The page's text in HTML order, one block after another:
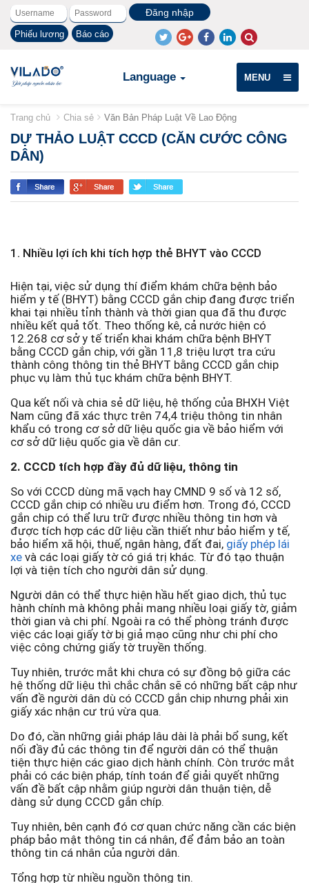
Phiếu lương Báo cáo
Language MENU
Trang chủ Chia sẻ Văn Bản Pháp Luật Về Lao Động
DỰ THẢO LUẬT CCCD (CĂN CƯỚC CÔNG
DÂN)
1. Nhiều lợi ích khi tích hợp thẻ BHYT vào CCCD
Hiện tại, việc sử dụng thí điểm khám chữa bệnh bảo
hiểm y tế (BHYT) bằng CCCD gắn chip đang được triển
khai tại nhiều tỉnh thành và thời gian qua đã thu được
nhiều kết quả tốt. Theo thống kê, cả nước hiện có
12.268 cơ sở y tế triển khai khám chữa bệnh BHYT
bằng CCCD gắn chip, với gần 11,8 triệu lượt tra cứu
thành công thông tin thẻ BHYT bằng CCCD gắn chip
phục vụ làm thủ tục khám chữa bệnh BHYT.
Qua kết nối và chia sẻ dữ liệu, hệ thống của BHXH Việt
Nam cũng đã xác thực trên 74,4 triệu thông tin nhân
khẩu có trong cơ sở dữ liệu quốc gia về bảo hiểm với
cơ sở dữ liệu quốc gia về dân cư.
2. CCCD tích hợp đầy đủ dữ liệu, thông tin
So với CCCD dùng mã vạch hay CMND 9 số và 12 số,
CCCD gắn chip có nhiều ưu điểm hơn. Trong đó, CCCD
gắn chip có thể lưu trữ được nhiều thông tin hơn và
được tích hợp các dữ liệu cần thiết như bảo hiểm y tế,
bảo hiểm xã hội, thuế, ngân hàng, đất đai, giấy phép lái
xe và các loại giấy tờ có giá trị khác. Từ đó tạo thuận
lợi và tiện tích cho người dân sử dụng.
Người dân có thể thực hiện hầu hết giao dịch, thủ tục
hành chính mà không phải mang nhiều loại giấy tờ, giảm
thời gian và chi phí. Ngoài ra có thể phòng tránh được
việc các loại giấy tờ bị giả mạo cũng như chi phí cho
việc công chứng giấy tờ truyền thống.
Tuy nhiên, trước mắt khi chưa có sự đồng bộ giữa các
hệ thống dữ liệu thì chắc chắn sẽ có những bất cập như
vấn đề người dân dù có CCCD gắn chip nhưng phải xin
giấy xác nhận cư trú vừa qua.
Do đó, cần những giải pháp lâu dài là phải bổ sung, kết
nối đầy đủ các thông tin để người dân có thể thuận
tiện thực hiện các giao dịch hành chính. Còn trước mắt
phải có các biện pháp, tính toán để giải quyết những
vấn đề bất cập nhằm giúp người dân thuận tiện, dễ
dàng sử dụng CCCD gắn chíp.
Tuy nhiên, bên cạnh đó cơ quan chức năng cần các biện
pháp bảo mật thông tin cá nhân, để đảm bảo an toàn
thông tin cá nhân của người dân.
Tổng hợp từ nhiều nguồn thông tin.